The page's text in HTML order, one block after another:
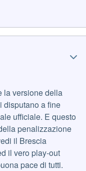
la versione della
disputano a fine
ufficiale. E questo
penalizzazione
il Brescia
il vero play-out
pace di tutti.